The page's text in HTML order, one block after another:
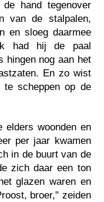
hand tegenover
van de stalpalen,
en sloeg daarmee
had hij de paal
hingen nog aan het
En zo wist
scheppen op de
elders woonden en
per jaar kwamen
in de buurt van de
zich daar een ton
glazen waren en
broer," zeiden